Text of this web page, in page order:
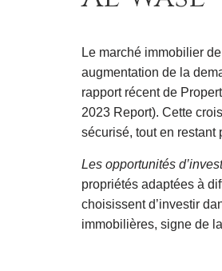
Le marché immobilier
augmentation de la
rapport récent de
2023 Report). Cette
sécurisé, tout en restant
Les opportunités
propriétés adaptées à
choisissent d’investir
immobilières, signe de